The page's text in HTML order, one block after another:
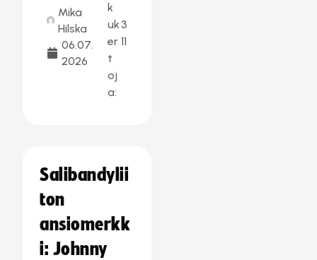
Mika
Hilska
06.07.
2026
k
uk
er
t
oj
a:
3
11
Salibandylii
ton
ansiomerkk
i: Johnny